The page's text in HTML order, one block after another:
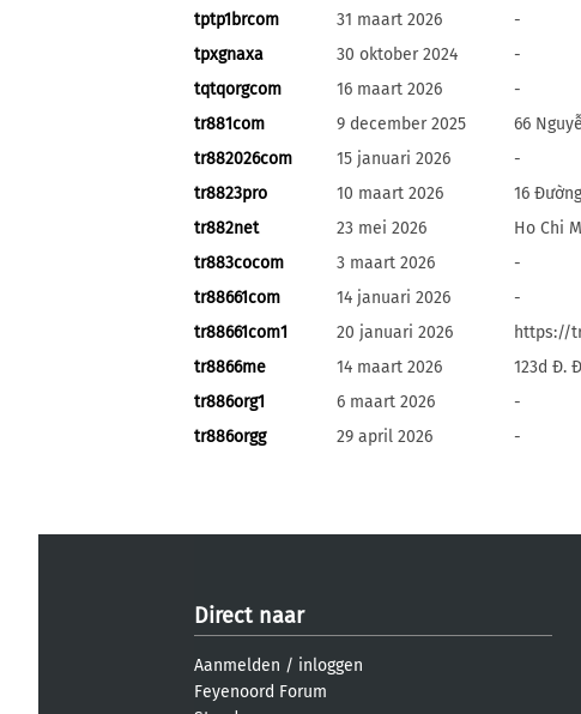
tptp1brcom
31 maart 2026 -
tpxgnaxa
30 oktober 2024 -
tqtqorgcom
16 maart 2026 -
tr881com
9 december 2025 66
tr882026com
15 januari 2026 -
tr8823pro
10 maart 2026 16
tr882net
23 mei 2026 Ho Chi
tr883cocom
3 maart 2026 -
tr88661com
14 januari 2026 -
tr88661com1
20 januari 2026 https://
tr8866me
14 maart 2026 123d Đ.
tr886org1
6 maart 2026 -
tr886orgg
29 april 2026 -
Direct naar
Aanmelden / inloggen
Feyenoord Forum